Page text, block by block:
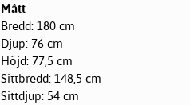
Mått
Bredd: 180 cm
Djup: 76 cm
Höjd: 77,5 cm
Sittbredd: 148,5 cm
Sittdjup: 54 cm